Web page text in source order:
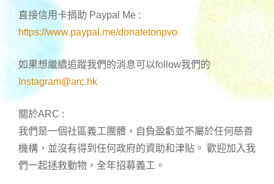
直接信用卡捐助 Paypal Me :
https://www.paypal.me/donatetonpvo
如果想繼續追蹤我們的消息可以follow我們的
Instagram@arc.hk
關於ARC :
我們是一個社區義工團體，自負盈虧並不屬於任何慈善
機構，並沒有得到任何政府的資助和津貼。 歡迎加入我
們一起拯救動物，全年招募義工。